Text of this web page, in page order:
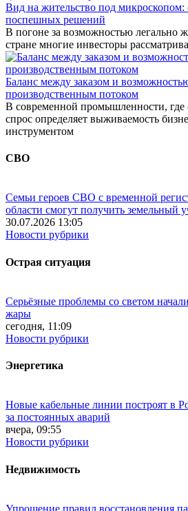
Вид на жительство под
поспешных решений
В погоне за возможностью легально
стране многие инвесторы
Баланс между заказом и
производственным потоком
В современной промышленности, где
спрос определяет выживаемость
инструментом
СВО
Семьи героев СВО с временной
области смогут получить земельный
30.07.2026 13:05
Новости рубрики
Острая ситуация
Серьёзные проблемы со светом
жары
сегодня, 11:09
Новости рубрики
Энергетика
Новые кабельные линии построят в
за постоянных аварий
вчера, 09:55
Новости рубрики
Недвижимость
Упрощение правил восстановления